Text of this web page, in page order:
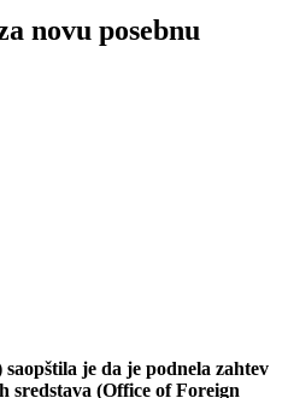
novu posebnu
je da je podnela zahtev
(Office of Foreign